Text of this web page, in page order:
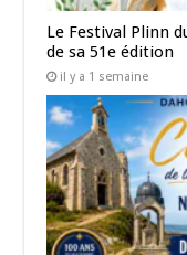
Le Festival Plinn
de sa 51e édition
il y a 1 semaine